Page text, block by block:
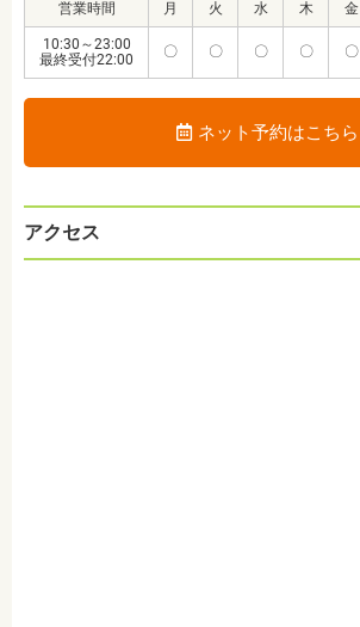
営業時間 月 火 水 木 金
10:30～23:00
最終受付22:00
〇 〇 〇 〇 〇
ネット予約はこちら
アクセス